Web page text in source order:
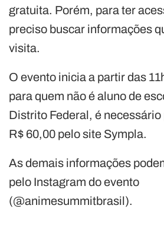
gratuita. Porém, para ter
preciso buscar informações
visita.
O evento inicia a partir das
para quem não é aluno de
Distrito Federal, é necessário
R$ 60,00 pelo site Sympla.
As demais informações
pelo Instagram do evento
(@animesummitbrasil).